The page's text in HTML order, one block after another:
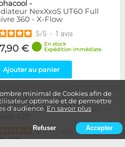
minimal de Cookies afin de
optimale et de permettre
d'audience. En savoir plus
Refuser Accepter
-
NexXxoS UT60 Full
360 - X-Flow
5/5 - 1 avis
€
En stock
Expédition immédiate
Ajouter au panier
-
NexXxoS UT60 Full
5/5-